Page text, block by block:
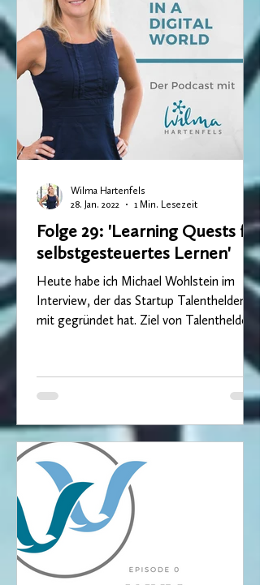
Folge 29: 'Learning Quests für
selbstgesteuertes Lernen'
Heute habe ich Michael Wohlstein im
Interview, der das Startup Talenthelden
mit gegründet hat. Ziel von Talenthelden
Wilma Hartenfels
28. Jan. 2022
1 Min. Lesezeit